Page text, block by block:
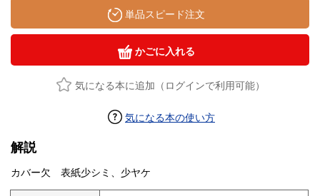
単品スピード注文
かごに入れる
気になる本に追加（ログインで利用可能）
気になる本の使い方
解説
カバー欠 表紙少シミ、少ヤケ